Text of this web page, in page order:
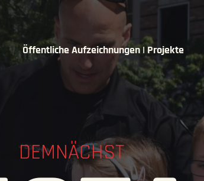
Öffentliche Aufzeichnungen | Projekte
DEMNÄCHST